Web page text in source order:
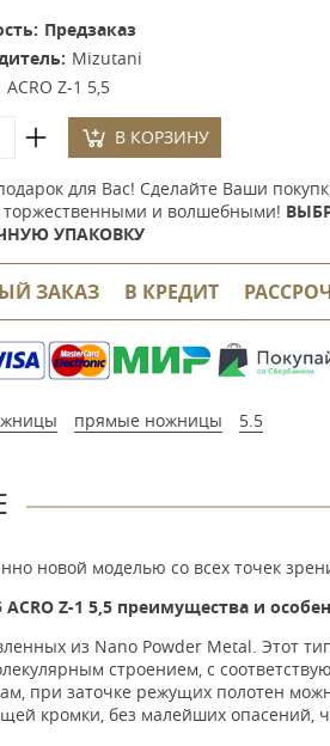
Предзаказ
Mizutani
ACRO Z-1 5,5
В КОРЗИНУ
для Вас! Сделайте Ваши
торжественными и волшебными!
УПАКОВКУ
ЗАКАЗ В КРЕДИТ
прямые ножницы 5.5
новой моделью со всех точек
Z-1 5,5 преимущества и
из Nano Powder Metal. Этот
строением, с
при заточке режущих полотен
кромки, без малейших опасений,